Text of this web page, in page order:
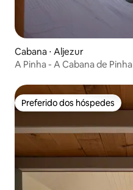
Cabana ⋅ Aljezur
A Pinha - A Cabana de Pinha
Preferido dos hóspedes
Preferido dos hóspedes